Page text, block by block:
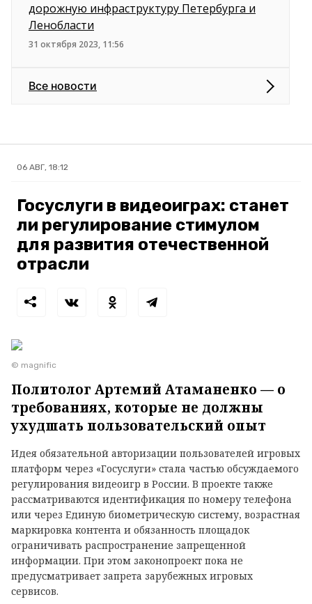
дорожную инфраструктуру Петербурга и
Ленобласти
31 октября 2023, 11:56
Все новости
06 АВГ, 18:12
Госуслуги в видеоиграх: станет
ли регулирование стимулом
для развития отечественной
отрасли
© magnific
Политолог Артемий Атаманенко — о
требованиях, которые не должны
ухудшать пользовательский опыт
Идея обязательной авторизации пользователей игровых
платформ через «Госуслуги» стала частью обсуждаемого
регулирования видеоигр в России. В проекте также
рассматриваются идентификация по номеру телефона
или через Единую биометрическую систему, возрастная
маркировка контента и обязанность площадок
ограничивать распространение запрещенной
информации. При этом законопроект пока не
предусматривает запрета зарубежных игровых
сервисов.